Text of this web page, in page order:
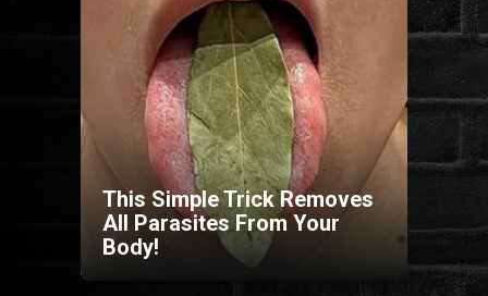
This Simple Trick Removes
All Parasites From Your
Body!